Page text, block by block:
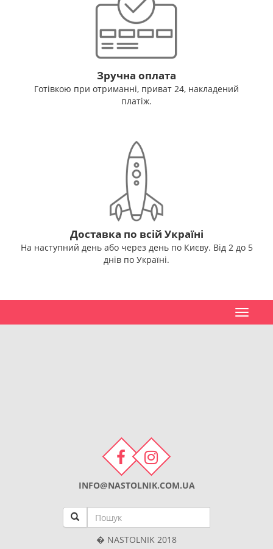
Зручна оплата
Готівкою при отриманні, приват 24, накладений
платіж.
Доставка по всій Україні
На наступний день або через день по Києву. Від 2 до 5
днів по Україні.
Toggle
INFO@NASTOLNIK.COM.UA
� NASTOLNIK 2018